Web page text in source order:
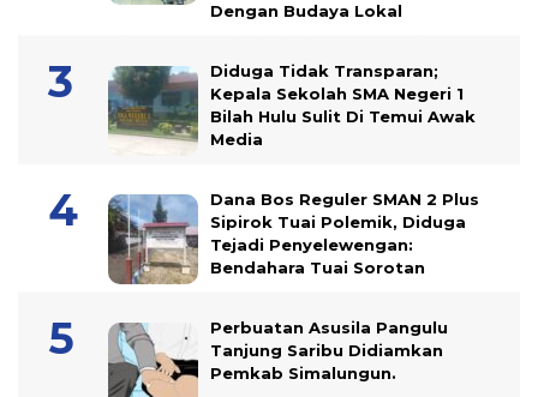
Dengan Budaya Lokal
Diduga Tidak Transparan;
Kepala Sekolah SMA Negeri 1
Bilah Hulu Sulit Di Temui Awak
Media
Dana Bos Reguler SMAN 2 Plus
Sipirok Tuai Polemik, Diduga
Tejadi Penyelewengan:
Bendahara Tuai Sorotan
Perbuatan Asusila Pangulu
Tanjung Saribu Didiamkan
Pemkab Simalungun.